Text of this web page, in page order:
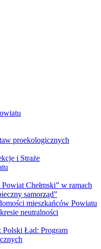
proekologicznych
i Straże
Chełmski” w ramach
samorząd”
mieszkańców Powiatu
neutralności
Polski Ład: Program